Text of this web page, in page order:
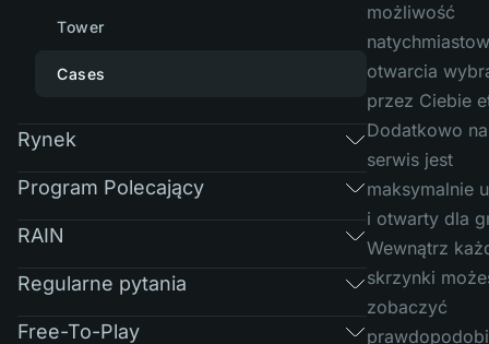
Tower
Cases
Rynek
Program Polecający
RAIN
Regularne pytania
Free-To-Play
możliwość
otwarcia
przez Ciebie
Dodatkowo
serwis jest
maksymalnie
i otwarty dla
Wewnątrz
skrzynki
zobaczyć